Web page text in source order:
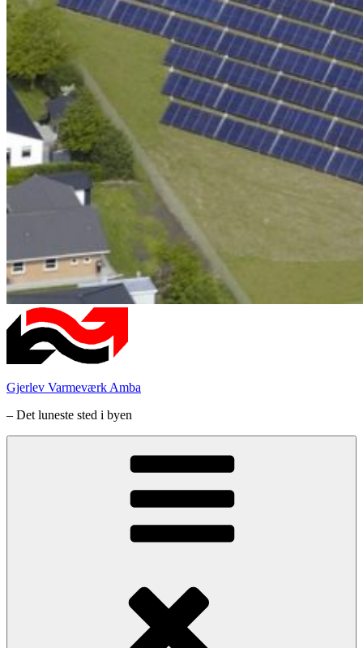
Gjerlev Varmeværk Amba
– Det luneste sted i byen